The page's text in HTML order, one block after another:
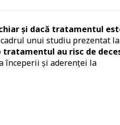
și dacă tratamentul
unui studiu prezentat la
au risc de
începerii și aderenței la